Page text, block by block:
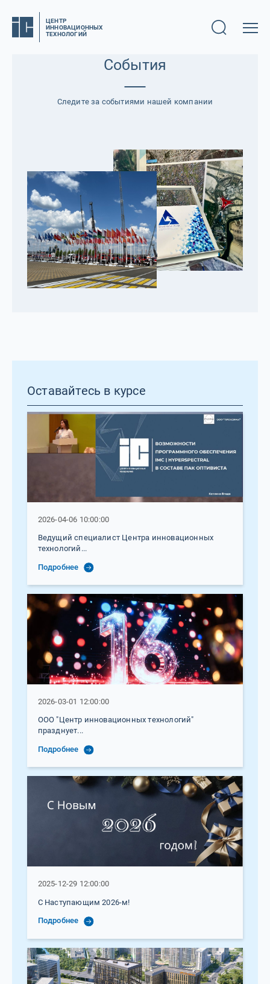
ЦЕНТР
ИННОВАЦИОННЫХ
ТЕХНОЛОГИЙ
События
Cледите за событиями нашей компании
Оставайтесь в курсе
2026-04-06 10:00:00
Ведущий специалист Центра инновационных
технологий...
Подробнее
2026-03-01 12:00:00
ООО "Центр инновационных технологий"
празднует...
Подробнее
2025-12-29 12:00:00
С Наступающим 2026-м!
Подробнее